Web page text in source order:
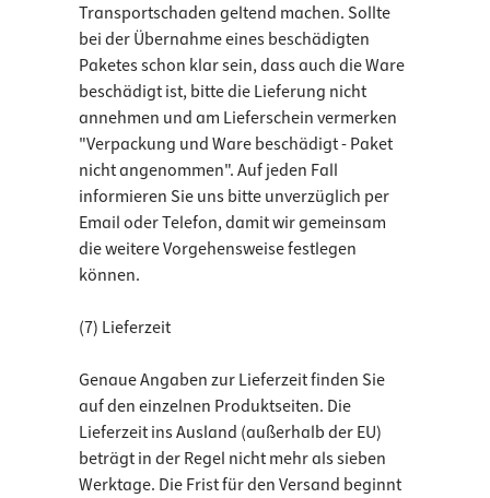
Transportschaden geltend machen. Sollte
bei der Übernahme eines beschädigten
Paketes schon klar sein, dass auch die Ware
beschädigt ist, bitte die Lieferung nicht
annehmen und am Lieferschein vermerken
"Verpackung und Ware beschädigt - Paket
nicht angenommen". Auf jeden Fall
informieren Sie uns bitte unverzüglich per
Email oder Telefon, damit wir gemeinsam
die weitere Vorgehensweise festlegen
können.
(7) Lieferzeit
Genaue Angaben zur Lieferzeit finden Sie
auf den einzelnen Produktseiten. Die
Lieferzeit ins Ausland (außerhalb der EU)
beträgt in der Regel nicht mehr als sieben
Werktage. Die Frist für den Versand beginnt